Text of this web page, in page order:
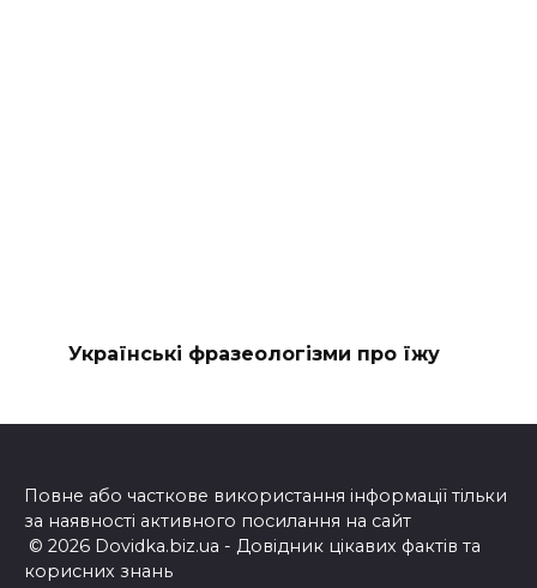
Українські фразеологізми про їжу
Повне або часткове використання інформації тільки
за наявності активного посилання на сайт
© 2026 Dovidka.biz.ua - Довідник цікавих фактів та
корисних знань